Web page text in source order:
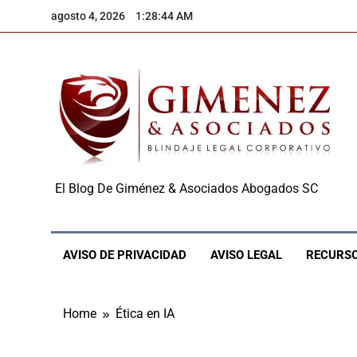
agosto 4, 2026 1:28:45 AM
Derechos De
El Blog De Giménez & Asociados Abogados SC
AVISO DE PRIVACIDAD AVISO LEGAL
Home Ética en IA